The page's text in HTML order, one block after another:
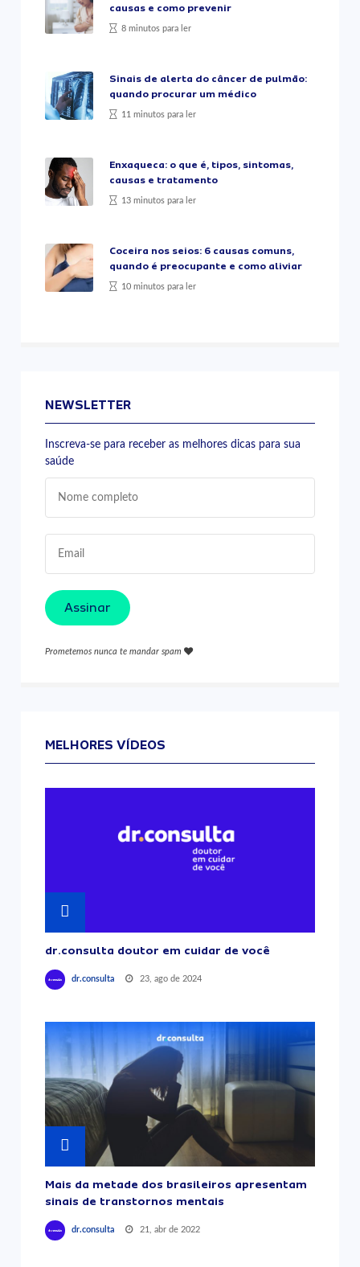
causas e como prevenir
8 minutos para ler
Sinais de alerta do câncer de pulmão:
quando procurar um médico
11 minutos para ler
Enxaqueca: o que é, tipos, sintomas,
causas e tratamento
13 minutos para ler
Coceira nos seios: 6 causas comuns,
quando é preocupante e como aliviar
10 minutos para ler
NEWSLETTER
Inscreva-se para receber as melhores dicas para sua
saúde
Assinar
Prometemos nunca te mandar spam
MELHORES VÍDEOS
dr.consulta doutor em cuidar de você
dr.consulta 23, ago de 2024
Mais da metade dos brasileiros apresentam
sinais de transtornos mentais
dr.consulta 21, abr de 2022